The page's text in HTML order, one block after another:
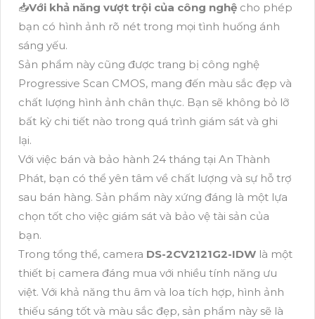
📥Với khả năng vượt trội của công nghệ cho phép
bạn có hình ảnh rõ nét trong mọi tình huống ánh
sáng yếu.
Sản phẩm này cũng được trang bị công nghệ
Progressive Scan CMOS, mang đến màu sắc đẹp và
chất lượng hình ảnh chân thực. Bạn sẽ không bỏ lỡ
bất kỳ chi tiết nào trong quá trình giám sát và ghi
lại.
Với việc bán và bảo hành 24 tháng tại An Thành
Phát, bạn có thể yên tâm về chất lượng và sự hỗ trợ
sau bán hàng. Sản phẩm này xứng đáng là một lựa
chọn tốt cho việc giám sát và bảo vệ tài sản của
bạn.
Trong tổng thể, camera DS-2CV2121G2-IDW là một
thiết bị camera đáng mua với nhiều tính năng ưu
việt. Với khả năng thu âm và loa tích hợp, hình ảnh
thiếu sáng tốt và màu sắc đẹp, sản phẩm này sẽ là